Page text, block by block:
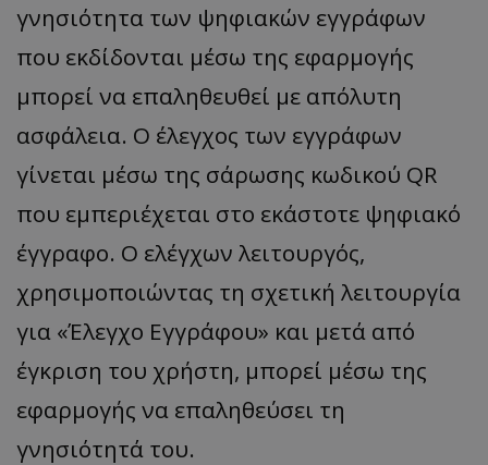
γνησιότητα των ψηφιακών εγγράφων
που εκδίδονται μέσω της εφαρμογής
μπορεί να επαληθευθεί με απόλυτη
ασφάλεια. Ο έλεγχος των εγγράφων
γίνεται μέσω της σάρωσης κωδικού QR
που εμπεριέχεται στο εκάστοτε ψηφιακό
έγγραφο. Ο ελέγχων λειτουργός,
χρησιμοποιώντας τη σχετική λειτουργία
για «Έλεγχο Εγγράφου» και μετά από
έγκριση του χρήστη, μπορεί μέσω της
εφαρμογής να επαληθεύσει τη
γνησιότητά του.